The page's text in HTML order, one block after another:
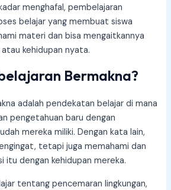
menghafal, pembelajaran
belajar yang membuat siswa
materi dan bisa mengaitkannya
kehidupan nyata.
Bermakna?
adalah pendekatan belajar di mana
pengetahuan baru dengan
mereka miliki. Dengan kata lain,
tetapi juga memahami dan
itu dengan kehidupan mereka.
tentang pencemaran lingkungan,